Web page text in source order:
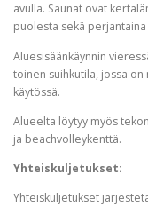
avulla. Saunat ovat
puolesta sekä
Aluesisäänkäynnin
toinen suihkutila, jossa on
käytössä.
Alueelta löytyy myös
ja beachvolleykenttä.
Yhteiskuljetukset:
Yhteiskuljetukset